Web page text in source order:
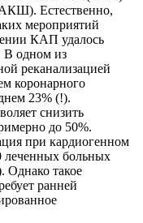
Естественно,
мероприятий
КАП удалось
В одном из
реканализацией
коронарного
23% (!).
снизить
до 50%.
при кардиогенном
леченных больных
Однако такое
ранней